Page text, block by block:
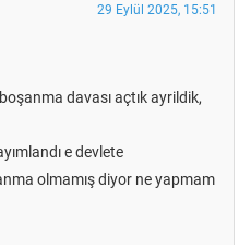
29 Eylül 2025, 15:51
davası açtık ayrildik,
e devlete
olmamış diyor ne yapmam